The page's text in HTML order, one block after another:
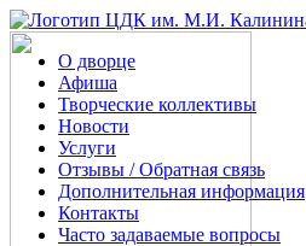
О дворце
Афиша
Творческие коллективы
Новости
Услуги
Отзывы / Обратная связь
Дополнительная информация
Контакты
Часто задаваемые вопросы